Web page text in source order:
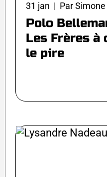
31 jan | Par
Polo
Les Frères à
le pire